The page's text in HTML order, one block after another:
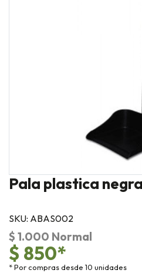
Pala plastica negra
SKU: ABAS002
$ 1.000 Normal
$ 850*
* Por compras desde 10 unidades